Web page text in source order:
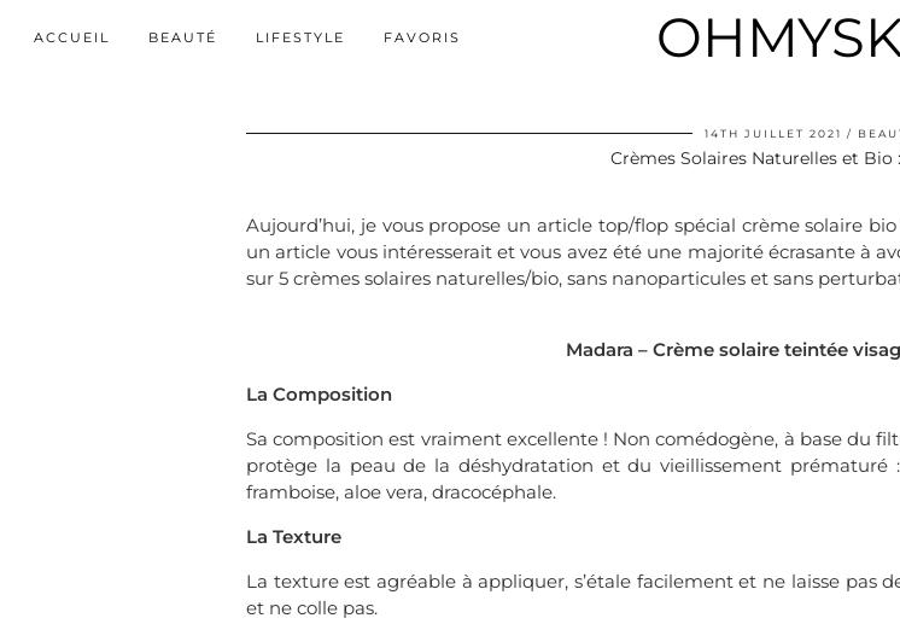
ACCUEIL BEAUTÉ LIFESTYLE FAVORIS
14TH JUILLET 2021
Crèmes Solaires Naturelles et Bio
Aujourd’hui, je vous propose un article top/flop spécial crème solaire
un article vous intéresserait et vous avez été une majorité écrasante à
sur 5 crèmes solaires naturelles/bio, sans nanoparticules et sans
Madara – Crème solaire teintée
La Composition
Sa composition est vraiment excellente ! Non comédogène, à base du
protège la peau de la déshydratation et du vieillissement
framboise, aloe vera, dracocéphale.
La Texture
La texture est agréable à appliquer, s’étale facilement et ne laisse pas
et ne colle pas.